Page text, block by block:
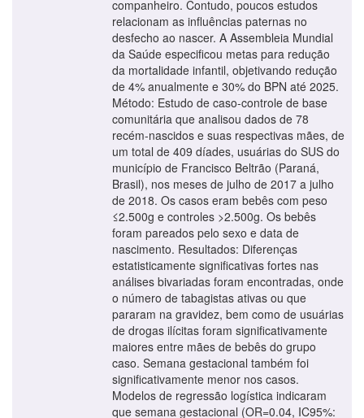
companheiro. Contudo, poucos estudos
relacionam as influências paternas no
desfecho ao nascer. A Assembleia Mundial
da Saúde especificou metas para redução
da mortalidade infantil, objetivando redução
de 4% anualmente e 30% do BPN até 2025.
Método: Estudo de caso-controle de base
comunitária que analisou dados de 78
recém-nascidos e suas respectivas mães, de
um total de 409 díades, usuárias do SUS do
município de Francisco Beltrão (Paraná,
Brasil), nos meses de julho de 2017 a julho
de 2018. Os casos eram bebês com peso
≤2.500g e controles >2.500g. Os bebês
foram pareados pelo sexo e data de
nascimento. Resultados: Diferenças
estatisticamente significativas fortes nas
análises bivariadas foram encontradas, onde
o número de tabagistas ativas ou que
pararam na gravidez, bem como de usuárias
de drogas ilícitas foram significativamente
maiores entre mães de bebês do grupo
caso. Semana gestacional também foi
significativamente menor nos casos.
Modelos de regressão logística indicaram
que semana gestacional (OR=0.04, IC95%: